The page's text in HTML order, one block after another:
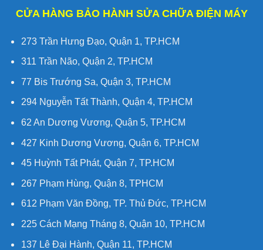
CỬA HÀNG BẢO HÀNH SỬA CHỮA ĐIỆN MÁY
273 Trần Hưng Đạo, Quận 1, TP.HCM
311 Trần Não, Quận 2, TP.HCM
77 Bis Trướng Sa, Quận 3, TP.HCM
294 Nguyễn Tất Thành, Quận 4, TP.HCM
62 An Dương Vương, Quận 5, TP.HCM
427 Kinh Dương Vương, Quận 6, TP.HCM
45 Huỳnh Tất Phát, Quận 7, TP.HCM
267 Phạm Hùng, Quận 8, TPHCM
612 Phạm Văn Đồng, TP. Thủ Đức, TP.HCM
225 Cách Mạng Tháng 8, Quận 10, TP.HCM
137 Lê Đại Hành, Quận 11, TP.HCM